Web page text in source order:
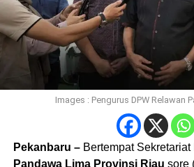
Images : Pengurus DPW Relawan
Pekanbaru –Bertempat Sekretariat
Pandawa Lima Provinsi Riau sore